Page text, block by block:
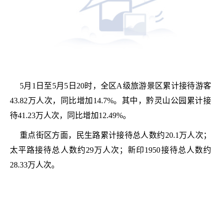
5月1日至5月5日20时，全区A级旅游景区累计接待游客
43.82万人次，同比增加14.7%。其中，黔灵山公园累计接
待41.23万人次，同比增加12.49%。
重点街区方面，民生路累计接待总人数约20.1万人次；
太平路接待总人数约29万人次；新印1950接待总人数约
28.33万人次。